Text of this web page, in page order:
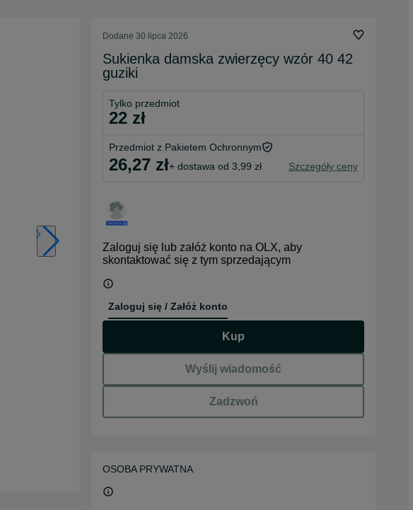
Dodane 30 lipca 2026
Sukienka damska zwierzęcy wzór 40 42
guziki
Tylko przedmiot
22 zł
Przedmiot z Pakietem Ochronnym
26,27 zł+ dostawa od 3,99 zł Szczegóły ceny
Zaloguj się lub załóż konto na OLX, aby
skontaktować się z tym sprzedającym
Zaloguj się / Załóż konto
Kup
Wyślij wiadomość
Zadzwoń
OSOBA PRYWATNA